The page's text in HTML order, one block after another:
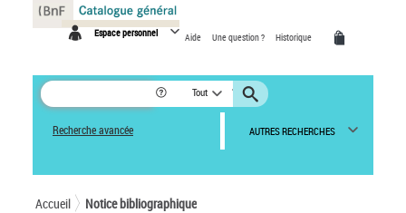
Espace personnel Aide Une question ? Historique
Tout
Recherche avancée AUTRES RECHERCHES
Accueil Notice bibliographique
Panneau de gestion des cookies